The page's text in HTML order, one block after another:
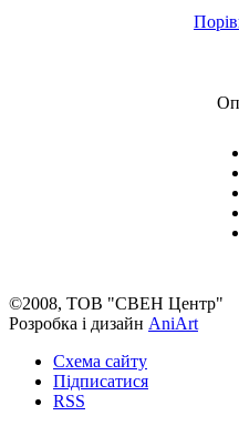
©2008, ТОВ "СВЕН Центр"
Розробка і дизайн AniArt
Схема сайту
Підписатися
RSS